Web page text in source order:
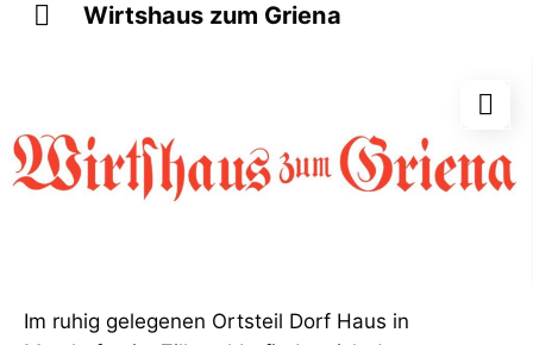
Wirtshaus zum Griena
Im ruhig gelegenen Ortsteil Dorf Haus in